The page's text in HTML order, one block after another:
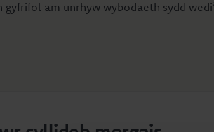
gyfrifol am unrhyw wybodaeth sydd